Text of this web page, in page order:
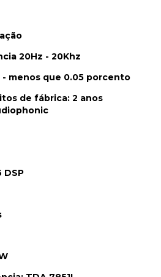
20Hz - 20Khz
menos que 0.05 porcento
de fábrica: 2 anos
DSP